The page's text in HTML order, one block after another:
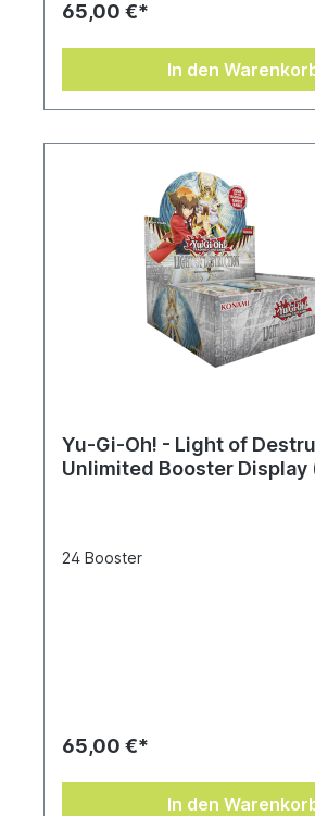
65,00 €*
In den
Yu-Gi-Oh! - Light of
Unlimited Booster Display (24 Packs)
24 Booster
65,00 €*
In den